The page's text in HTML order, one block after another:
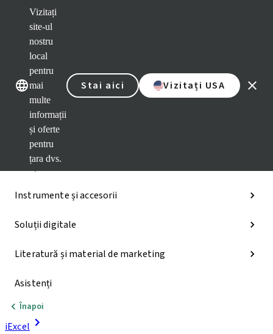
Vizitați
site-ul
nostru
local
pentru
mai
multe
informații
și oferte
pentru
țara dvs.
Stai aici Vizitați USA
Categorii
iExcel
Soluții pentru implanturi
Soluții protetice
Soluțiile regenerative
Instrumente și accesorii
Soluții digitale
Literatură și material de marketing
Asistenți
Înapoi
iExcel